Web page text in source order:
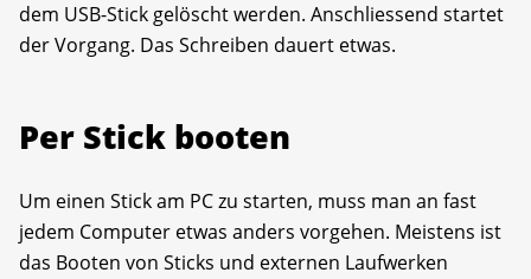
dem USB-Stick gelöscht werden. Anschliessend startet
der Vorgang. Das Schreiben dauert etwas.
Per Stick booten
Um einen Stick am PC zu starten, muss man an fast
jedem Computer etwas anders vorgehen. Meistens ist
das Booten von Sticks und externen Laufwerken